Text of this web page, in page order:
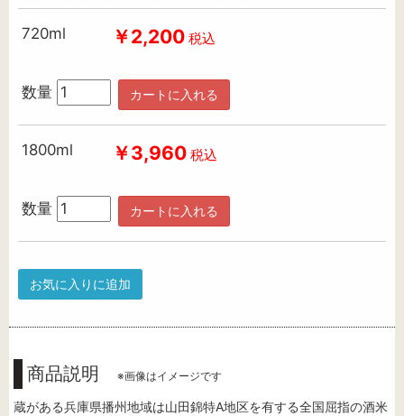
720ml ￥2,200 税込
数量 カートに入れる
1800ml ￥3,960 税込
数量 カートに入れる
お気に入りに追加
商品説明 ※画像はイメージです
蔵がある兵庫県播州地域は山田錦特A地区を有する全国屈指の酒米